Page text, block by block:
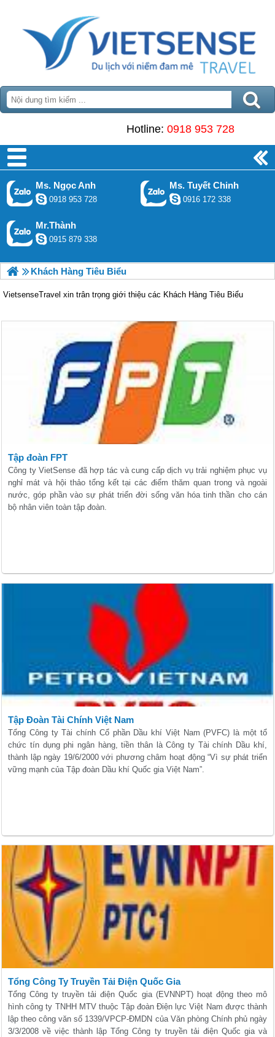
Hotline: 0918 953 728
Ms. Ngọc Anh
0918 953 728
Ms. Tuyết Chinh
0916 172 338
Mr.Thành
0915 879 338
Khách Hàng Tiêu Biểu
VietsenseTravel xin trân trọng giới thiệu các Khách Hàng Tiêu Biểu
Tập đoàn FPT
Công ty VietSense đã hợp tác và cung cấp dịch vụ trải nghiệm phục vụ
nghỉ mát và hội thảo tổng kết tại các điểm thăm quan trong và ngoài
nước, góp phần vào sự phát triển đời sống văn hóa tinh thần cho cán
bộ nhân viên toàn tập đoàn.
Tập Đoàn Tài Chính Việt Nam
Tổng Công ty Tài chính Cổ phần Dầu khí Việt Nam (PVFC) là một tổ
chức tín dụng phi ngân hàng, tiền thân là Công ty Tài chính Dầu khí,
thành lập ngày 19/6/2000 với phương châm hoạt động “Vì sự phát triển
vững mạnh của Tập đoàn Dầu khí Quốc gia Việt Nam”.
Tổng Công Ty Truyền Tải Điện Quốc Gia
Tổng Công ty truyền tải điện Quốc gia (EVNNPT) hoạt động theo mô
hình công ty TNHH MTV thuộc Tập đoàn Điện lực Việt Nam được thành
lập theo công văn số 1339/VPCP-ĐMDN của Văn phòng Chính phủ ngày
3/3/2008 về việc thành lập Tổng Công ty truyền tải điện Quốc gia và